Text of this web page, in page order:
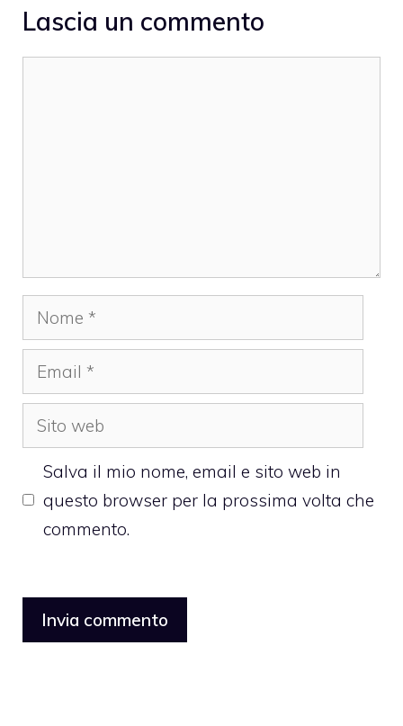
Lascia un commento
Nome
Email
Sito
web
Salva il mio nome, email e sito web in
questo browser per la prossima volta che
commento.